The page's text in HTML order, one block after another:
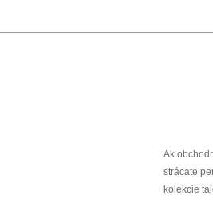
Ak
strácate
kolekcie